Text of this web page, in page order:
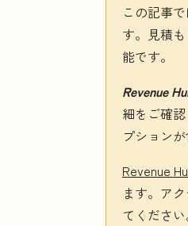
この記事
す。見積も
能です。
Revenue
細をご確認
プション
Revenue
ます。ア
てください